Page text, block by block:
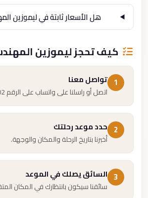
هل الأسعار ثابتة في ليموزين
كيف تحجز ليموزين
1 تواصل معنا
اتصل أو راسلنا على واتساب على الرقم 01000948802.
2 حدد موعد رحلتك
أخبرنا بتاريخ الرحلة والمكان والوجهة.
3 السائق يصلك في الموعد
سائقنا سيكون بانتظارك في المكان